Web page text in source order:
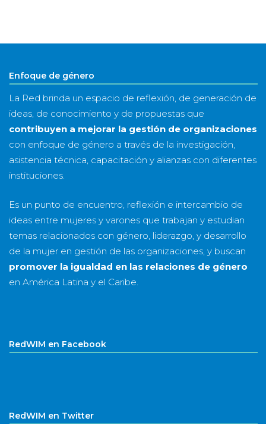
año
Enfoque de género
La Red brinda un espacio de reflexión, de generación de
ideas, de conocimiento y de propuestas que
contribuyen a mejorar la gestión de organizaciones
con enfoque de género a través de la investigación,
asistencia técnica, capacitación y alianzas con diferentes
instituciones.
Es un punto de encuentro, reflexión e intercambio de
ideas entre mujeres y varones que trabajan y estudian
temas relacionados con género, liderazgo, y desarrollo
de la mujer en gestión de las organizaciones, y buscan
promover la igualdad en las relaciones de género
en América Latina y el Caribe.
RedWIM en Facebook
RedWIM en Twitter